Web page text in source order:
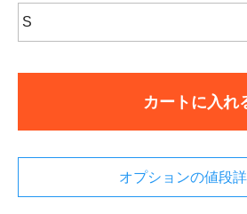
カートに入れ
オプションの値段